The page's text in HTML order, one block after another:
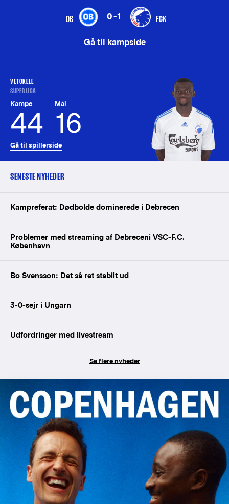
OB 0-1 FCK
Gå til kampside
VETOKELE
SUPERLIGA
Kampe
44
Mål
16
Gå til spillerside
SENESTE NYHEDER
Kampreferat: Dødbolde dominerede i Debrecen
Problemer med streaming af Debreceni VSC-F.C.
København
Bo Svensson: Det så ret stabilt ud
3-0-sejr i Ungarn
Udfordringer med livestream
Se flere nyheder